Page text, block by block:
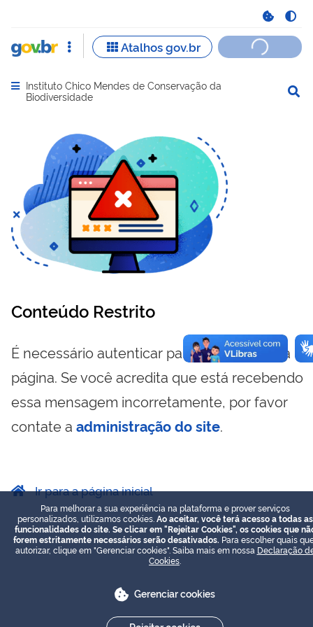
Abrir menu principal de navegação
Instituto Chico Mendes de Conservação da
Biodiversidade
Conteúdo Restrito
É necessário autenticar para visualizar essa
página. Se você acredita que está recebendo
essa mensagem incorretamente, por favor
contate a administração do site.
Ir para a página inicial
Para melhorar a sua experiência na plataforma e prover serviços
personalizados, utilizamos cookies. Ao aceitar, você terá acesso a todas as
funcionalidades do site. Se clicar em "Rejeitar Cookies", os cookies que
forem estritamente necessários serão desativados. Para escolher quais
autorizar, clique em "Gerenciar cookies". Saiba mais em nossa Declaração
Cookies
Gerenciar cookies